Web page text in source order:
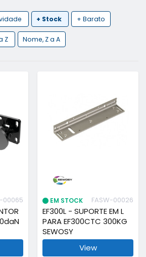
+ Stock + Barato
Z Nome, Z a A
00065 EM STOCK FASW-00026
EF300L - SUPORTE EM L
PARA EF300CTC 300KG
SEWOSY
View